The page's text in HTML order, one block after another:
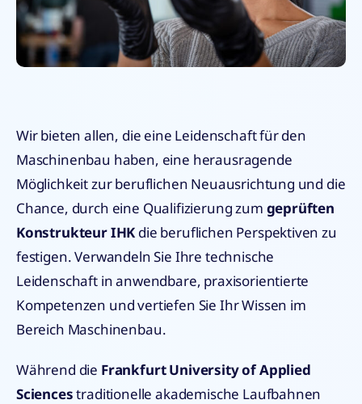
Wir bieten allen, die eine Leidenschaft für den
Maschinenbau haben, eine herausragende
Möglichkeit zur beruflichen Neuausrichtung und die
Chance, durch eine Qualifizierung zum geprüften
Konstrukteur IHK die beruflichen Perspektiven zu
festigen. Verwandeln Sie Ihre technische
Leidenschaft in anwendbare, praxisorientierte
Kompetenzen und vertiefen Sie Ihr Wissen im
Bereich Maschinenbau.
Während die Frankfurt University of Applied
Sciencestraditionelle akademische Laufbahnen